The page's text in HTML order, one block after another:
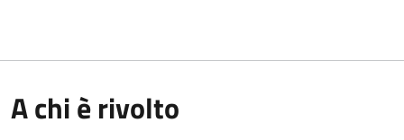
A chi è rivolto